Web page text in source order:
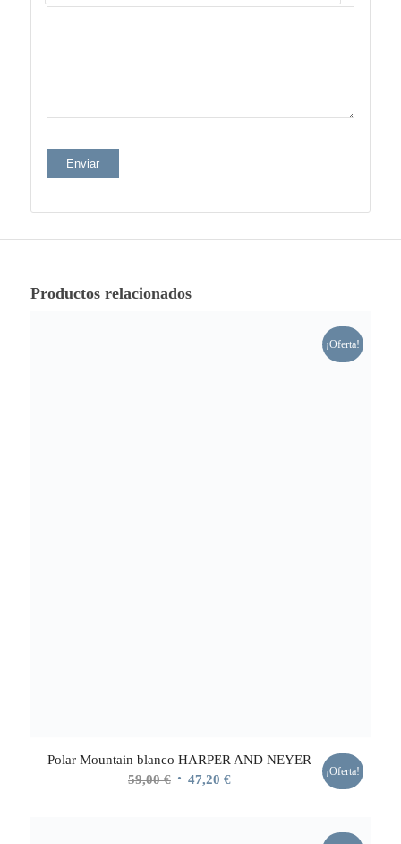
Productos relacionados
¡Oferta!
Polar Mountain blanco HARPER AND NEYER
59,00€ El 47,20 €El
¡Oferta!